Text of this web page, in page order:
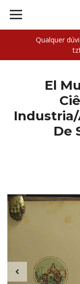
Qualquer
El
De